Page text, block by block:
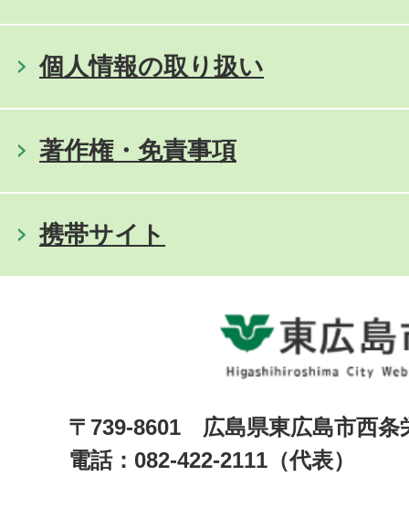
個人情報の取り扱い
著作権・免責事項
携帯サイト
〒739-8601 広島県東広島市西
電話：082-422-2111（代表）